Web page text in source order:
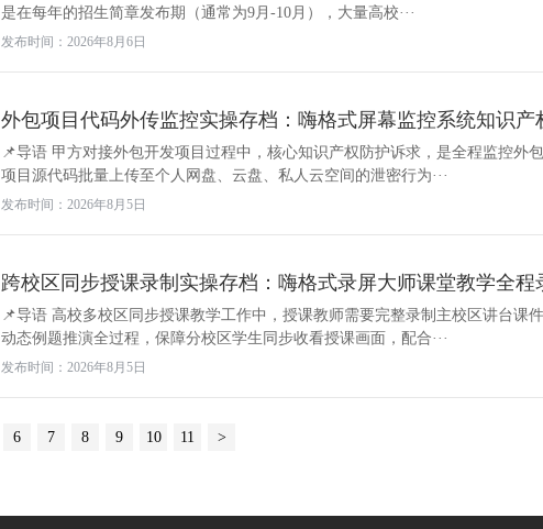
是在每年的招生简章发布期（通常为9月-10月），大量高校···
发布时间：2026年8月6日
外包项目代码外传监控实操存档：嗨格式屏幕监控系统知识产
📌导语 甲方对接外包开发项目过程中，核心知识产权防护诉求，是全程监控外
项目源代码批量上传至个人网盘、云盘、私人云空间的泄密行为···
发布时间：2026年8月5日
跨校区同步授课录制实操存档：嗨格式录屏大师课堂教学全程
📌导语 高校多校区同步授课教学工作中，授课教师需要完整录制主校区讲台课
动态例题推演全过程，保障分校区学生同步收看授课画面，配合···
发布时间：2026年8月5日
6 7 8 9 10 11 >